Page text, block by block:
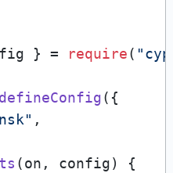
} = require(
defineConfig({
,
(on, config) {